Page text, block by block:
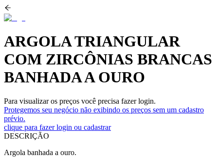
ARGOLA TRIANGULAR
COM ZIRCÔNIAS BRANCAS
BANHADA A OURO
Para visualizar os preços você precisa fazer login.
Protegemos seu negócio não exibindo os preços sem um cadastro
prévio.
clique para fazer login ou cadastrar
DESCRIÇÃO
Argola banhada a ouro.